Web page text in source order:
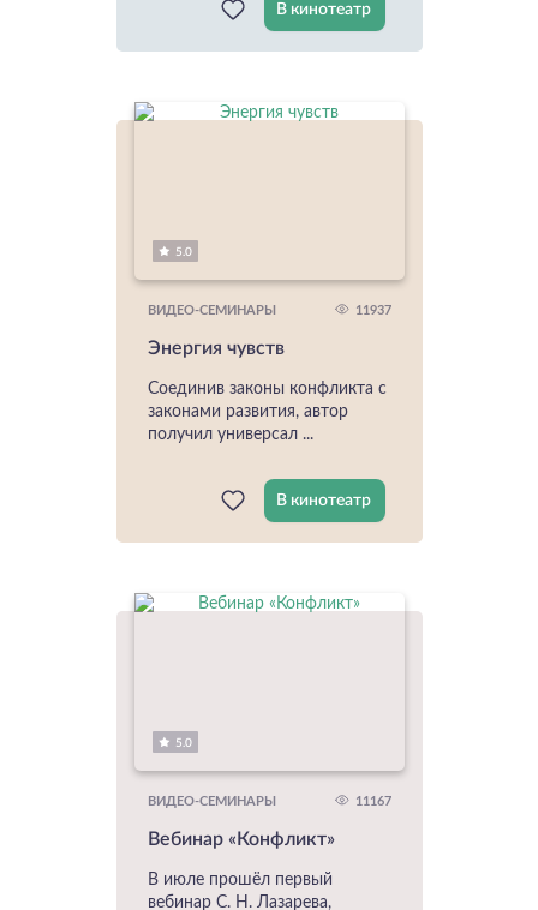
В кинотеатр
5.0
ВИДЕО-СЕМИНАРЫ 11937
Энергия чувств
Соединив законы конфликта с
законами развития, автор
получил универсал ...
В кинотеатр
5.0
ВИДЕО-СЕМИНАРЫ 11167
Вебинар «Конфликт»
В июле прошёл первый
вебинар С. Н. Лазарева,